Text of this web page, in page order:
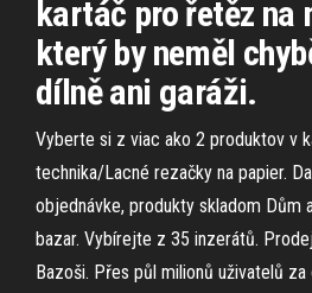
kartáč pro řetěz na
který by neměl
dílně ani garáži.
Vyberte si z viac ako 2 produktov v
technika/Lacné rezačky na papier.
objednávke, produkty skladom Dům
bazar. Vybírejte z 35 inzerátů.
Bazoši. Přes půl milionů uživatelů